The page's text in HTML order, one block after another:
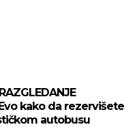
kako da rezervišete
autobusu